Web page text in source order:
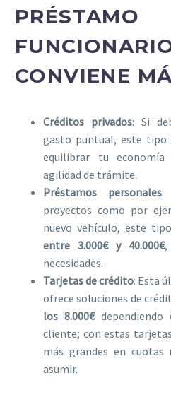
CONVIENE
Créditos privados: Si
gasto puntual, este tipo
equilibrar tu
agilidad de trámite.
Préstamos personales:
proyectos como por
nuevo vehículo, este
entre 3.000€ y 40.000€,
necesidades.
Tarjetas de crédito: Esta
ofrece soluciones de
los 8.000€
cliente; con estas
más grandes en cuotas
asumir.